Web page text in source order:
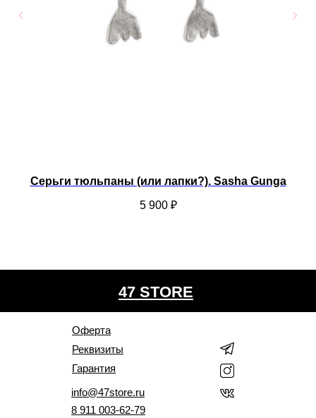
Серьги тюльпаны (или лапки?). Sasha Gunga
5 900 ₽
info@47store.ru
Оферта
Реквизиты
Гарантия
47 STORE
8 911 003-62-79